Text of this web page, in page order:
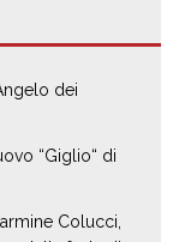
dei
“Giglio“ di
Colucci,